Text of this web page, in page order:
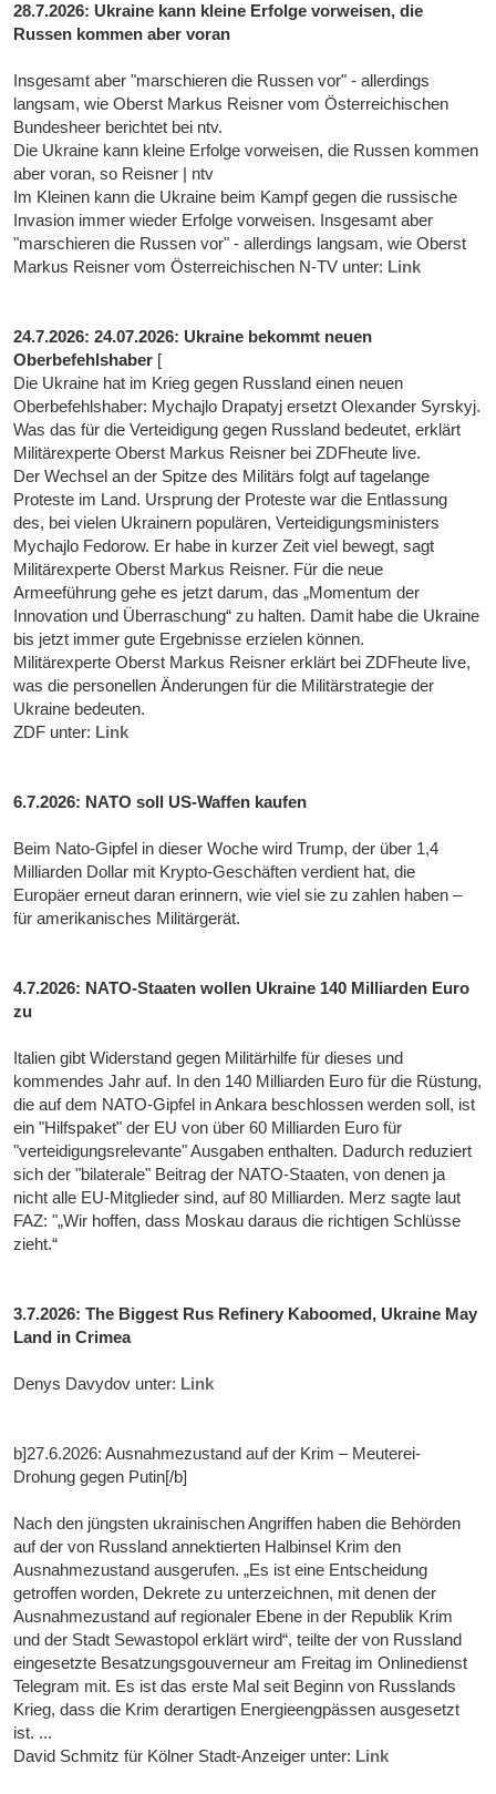
28.7.2026: Ukraine kann kleine Erfolge vorweisen, die
Russen kommen aber voran
Insgesamt aber "marschieren die Russen vor" - allerdings
langsam, wie Oberst Markus Reisner vom Österreichischen
Bundesheer berichtet bei ntv.
Die Ukraine kann kleine Erfolge vorweisen, die Russen kommen
aber voran, so Reisner | ntv
Im Kleinen kann die Ukraine beim Kampf gegen die russische
Invasion immer wieder Erfolge vorweisen. Insgesamt aber
"marschieren die Russen vor" - allerdings langsam, wie Oberst
Markus Reisner vom Österreichischen N-TV unter: Link
24.7.2026: 24.07.2026: Ukraine bekommt neuen
Oberbefehlshaber [
Die Ukraine hat im Krieg gegen Russland einen neuen
Oberbefehlshaber: Mychajlo Drapatyj ersetzt Olexander Syrskyj.
Was das für die Verteidigung gegen Russland bedeutet, erklärt
Militärexperte Oberst Markus Reisner bei ZDFheute live.
Der Wechsel an der Spitze des Militärs folgt auf tagelange
Proteste im Land. Ursprung der Proteste war die Entlassung
des, bei vielen Ukrainern populären, Verteidigungsministers
Mychajlo Fedorow. Er habe in kurzer Zeit viel bewegt, sagt
Militärexperte Oberst Markus Reisner. Für die neue
Armeeführung gehe es jetzt darum, das „Momentum der
Innovation und Überraschung“ zu halten. Damit habe die Ukraine
bis jetzt immer gute Ergebnisse erzielen können.
Militärexperte Oberst Markus Reisner erklärt bei ZDFheute live,
was die personellen Änderungen für die Militärstrategie der
Ukraine bedeuten.
ZDF unter: Link
6.7.2026: NATO soll US-Waffen kaufen
Beim Nato-Gipfel in dieser Woche wird Trump, der über 1,4
Milliarden Dollar mit Krypto-Geschäften verdient hat, die
Europäer erneut daran erinnern, wie viel sie zu zahlen haben –
für amerikanisches Militärgerät.
4.7.2026: NATO-Staaten wollen Ukraine 140 Milliarden Euro
zu
Italien gibt Widerstand gegen Militärhilfe für dieses und
kommendes Jahr auf. In den 140 Milliarden Euro für die Rüstung,
die auf dem NATO-Gipfel in Ankara beschlossen werden soll, ist
ein "Hilfspaket" der EU von über 60 Milliarden Euro für
"verteidigungsrelevante" Ausgaben enthalten. Dadurch reduziert
sich der "bilaterale" Beitrag der NATO-Staaten, von denen ja
nicht alle EU-Mitglieder sind, auf 80 Milliarden. Merz sagte laut
FAZ: "„Wir hoffen, dass Moskau daraus die richtigen Schlüsse
zieht.“
3.7.2026: The Biggest Rus Refinery Kaboomed, Ukraine May
Land in Crimea
Denys Davydov unter: Link
b]27.6.2026: Ausnahmezustand auf der Krim – Meuterei-
Drohung gegen Putin[/b]
Nach den jüngsten ukrainischen Angriffen haben die Behörden
auf der von Russland annektierten Halbinsel Krim den
Ausnahmezustand ausgerufen. „Es ist eine Entscheidung
getroffen worden, Dekrete zu unterzeichnen, mit denen der
Ausnahmezustand auf regionaler Ebene in der Republik Krim
und der Stadt Sewastopol erklärt wird“, teilte der von Russland
eingesetzte Besatzungsgouverneur am Freitag im Onlinedienst
Telegram mit. Es ist das erste Mal seit Beginn von Russlands
Krieg, dass die Krim derartigen Energieengpässen ausgesetzt
ist. ...
David Schmitz für Kölner Stadt-Anzeiger unter: Link